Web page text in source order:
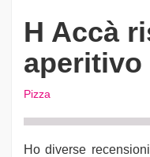
H Accà
aperitivo
Pizza
Ho diverse